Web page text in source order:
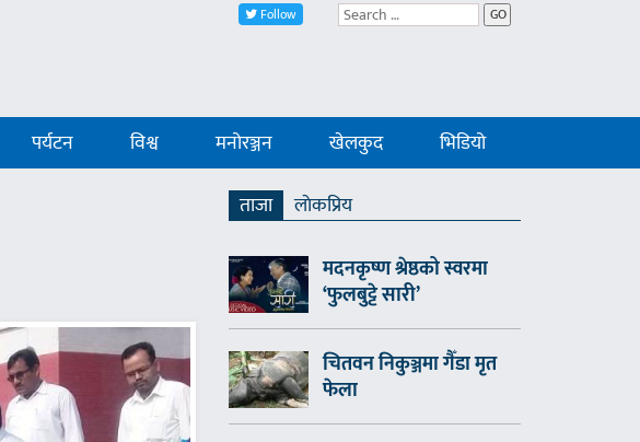
Follow GO
पर्यटन विश्व मनोरञ्जन खेलकुद भिडियो
ताजा
लाेकप्रिय
मदनकृष्ण श्रेष्ठको स्वरमा
‘फुलबुट्टे सारी’
चितवन निकुञ्जमा गैँडा मृत
फेला